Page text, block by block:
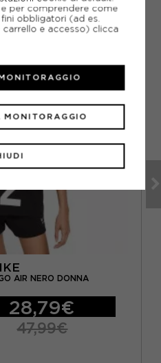
AIR NERO DONNA
28,79€
47,99€
per comprendere come
obbligatori (ad es.
carrello e accesso) clicca
MONITORAGGIO